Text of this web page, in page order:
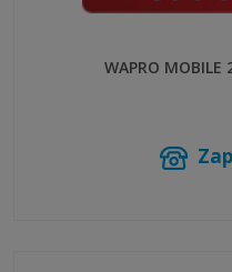
WAPRO MOBILE